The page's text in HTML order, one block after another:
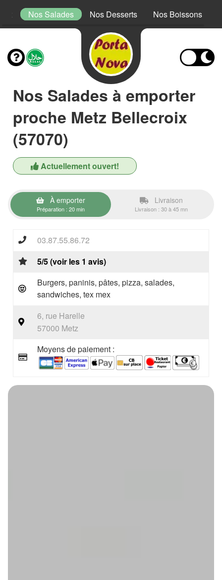
Nos Salades Nos Desserts Nos Boissons
Nos Salades à emporter
proche Metz Bellecroix
(57070)
Actuellement ouvert!
À emporter
Préparation : 20 min
Livraison
Livraison : 30 à 45 mn
03.87.55.86.72
5/5 (voir les 1 avis)
Burgers, paninis, pâtes, pizza, salades,
sandwiches, tex mex
6, rue Harelle
57000 Metz
Moyens de paiement :